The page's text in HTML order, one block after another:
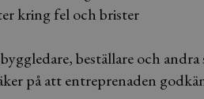
kring fel och brister
beställare och
på att entreprenaden